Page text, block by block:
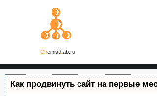
ChemistL ab.ru
Как продвинуть сайт на первые